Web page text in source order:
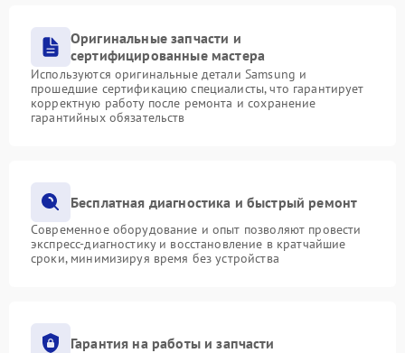
Оригинальные запчасти и
сертифицированные мастера
Используются оригинальные детали Samsung и
прошедшие сертификацию специалисты, что гарантирует
корректную работу после ремонта и сохранение
гарантийных обязательств
Бесплатная диагностика и быстрый ремонт
Современное оборудование и опыт позволяют провести
экспресс-диагностику и восстановление в кратчайшие
сроки, минимизируя время без устройства
Гарантия на работы и запчасти